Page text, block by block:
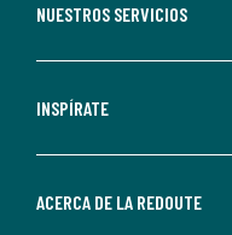
NUESTROS SERVICIOS
INSPÍRATE
ACERCA DE LA REDOUTE